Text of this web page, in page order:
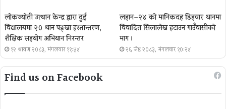
लोकज्योती उत्थान केन्द्र द्वारा दुई
विद्यालयमा २० थान पङ्खा हस्तान्तरण,
शैक्षिक सहयोग अभियान निरन्तर
१२ श्रावण २०८३, मंगलवार ११:५४
लहान–२४ को मानिकदह डिहवार थानमा
विवादित सिलालेख हटाउन गाउँवासीको
माग ।
२६ जेष्ठ २०८३, मंगलवार १०:२४
Find us on Facebook